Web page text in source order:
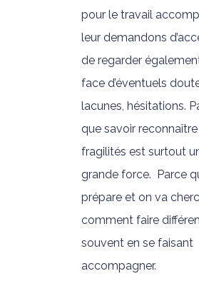
pour le travail
leur demandons
de regarder
face d’éventuels
lacunes, hésitations.
que savoir reconnaître
fragilités est surtout
grande force. Parce
prépare et on va
comment faire
souvent en se faisant
accompagner.